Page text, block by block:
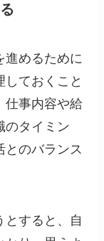
進めるために
ておくこと
仕事内容や給
のタイミン
とのバランス
とすると、自